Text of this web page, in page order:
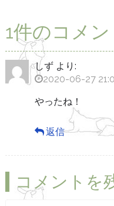
1件のコメン
しず より:
2020-06-27
やったね！
返信
コメントを